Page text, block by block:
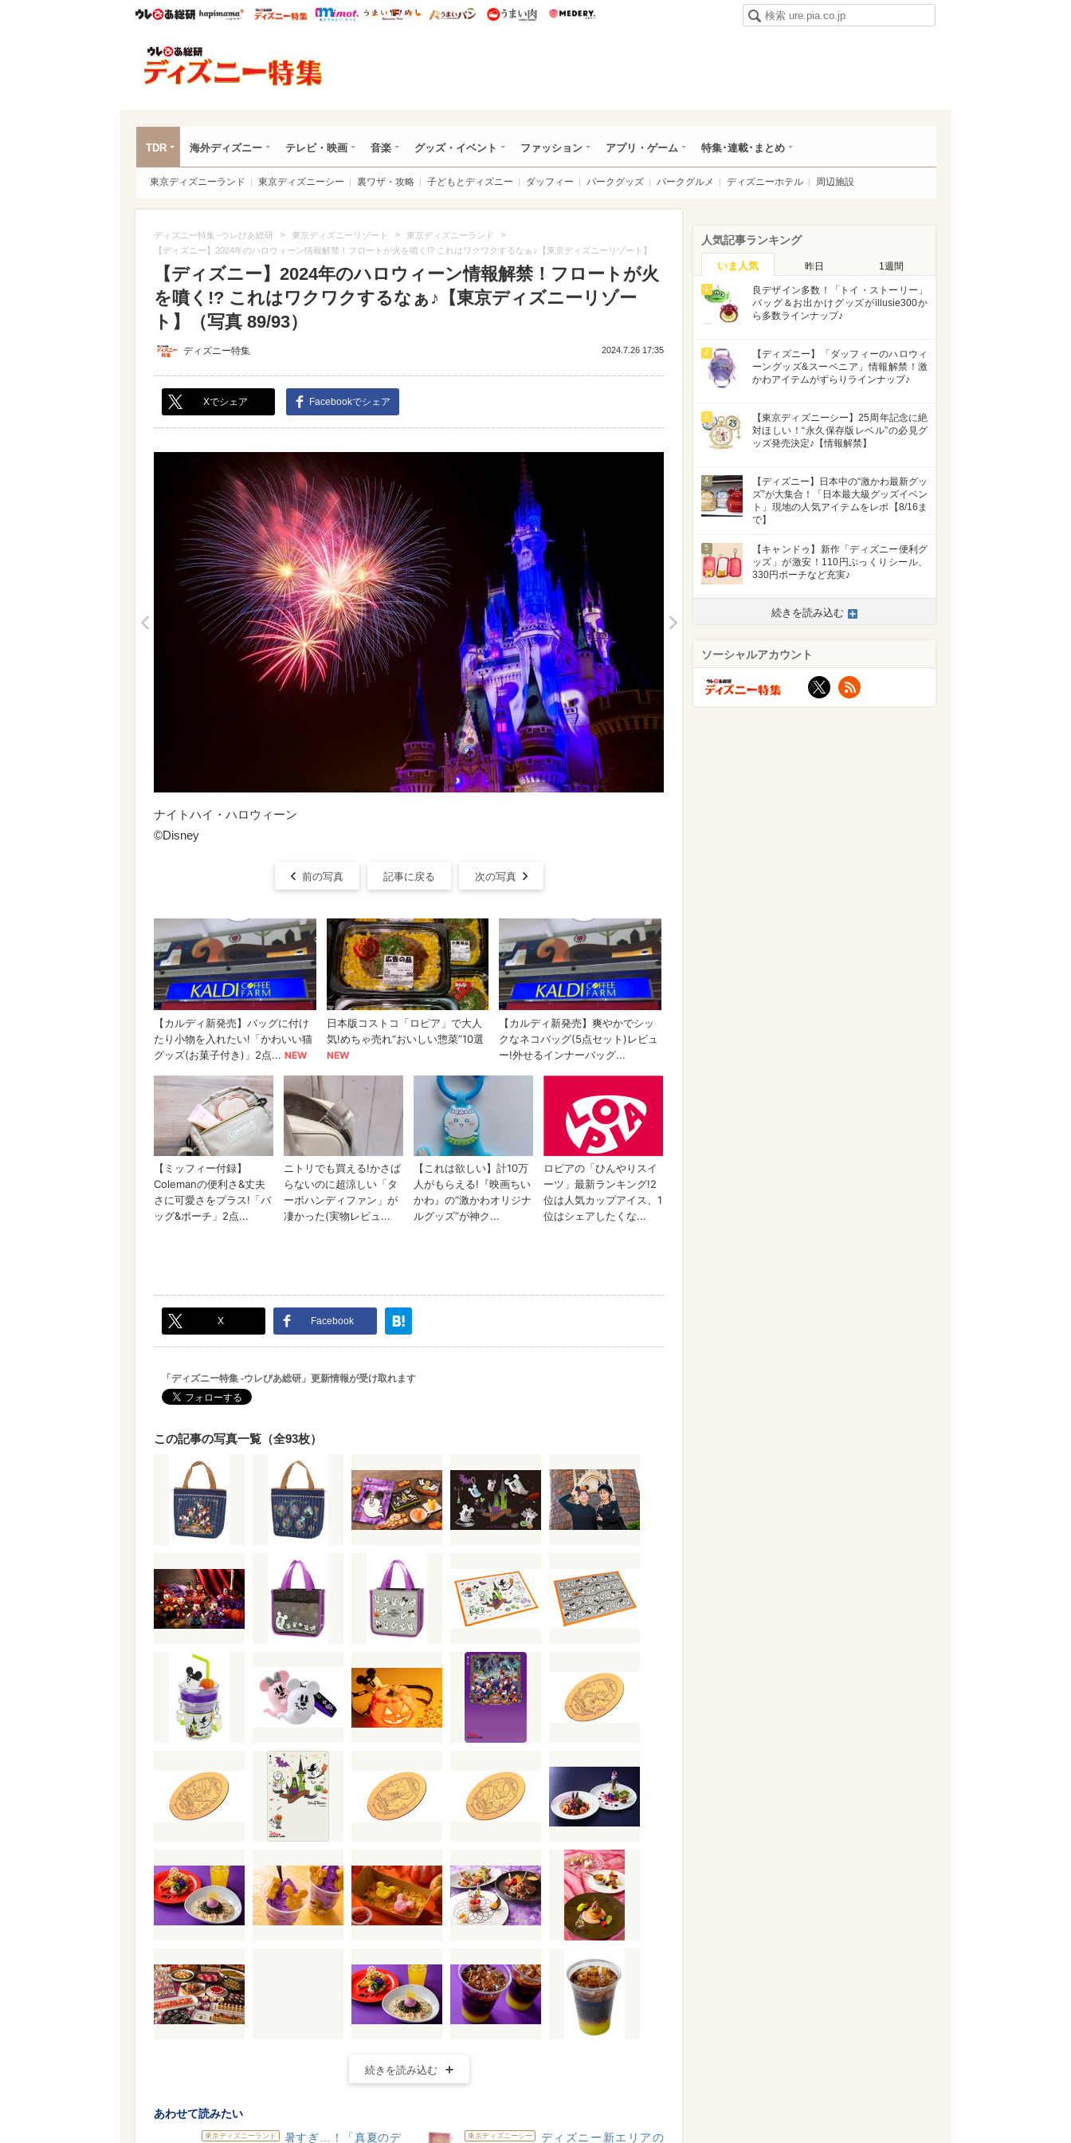
ウレぴあ総研ハピママ* ウレぴあ総研 ディズニー特集
mimot. うまいめし うまいパン うまい肉
TDR 海外ディズニー テレビ・映画 音楽 グッズ・イベント ファッション アプリ・ゲーム 特集･連載･まとめ
東京ディズニーランド 東京ディズニーシー 裏ワザ・攻略 子どもとディズニー ダッフィー パークグッズ パークグルメ ディズニーホテル 周辺施設
ディズニー特集 -ウレぴあ総研 > 東京ディズニーリゾート > 東京ディズニーランド >
【ディズニー】2024年のハロウィーン情報解禁！フロートが火を噴く!? これはワクワクするなぁ♪【東京ディズニーリゾート】
【ディズニー】2024年のハロウィーン情報解禁！フロートが火
を噴く!? これはワクワクするなぁ♪【東京ディズニーリゾー
ト】（写真 89/93）
ディズニー特集 2024.7.26 17:35
Xでシェア Facebookでシェア
ナイトハイ・ハロウィーン
©Disney
前の写真 記事に戻る 次の写真
X Facebook
「ディズニー特集 -ウレぴあ総研」更新情報が受け取れます
この記事の写真一覧（全93枚）
続きを読み込む
あわせて読みたい
東京ディズニーランド
暑すぎ…！「真夏のデ
東京ディズニーシー
ディズニー新エリアの
人気記事ランキング
いま人気 昨日 1週間
1
良デザイン多数！「トイ・ストーリー」
バッグ＆お出かけグッズがillusie300か
ら多数ラインナップ♪
2
【ディズニー】「ダッフィーのハロウィ
ーングッズ&スーベニア」情報解禁！激
かわアイテムがずらりラインナップ♪
3
【東京ディズニーシー】25周年記念に絶
対ほしい！“永久保存版レベル”の必見グ
ッズ発売決定♪【情報解禁】
4
【ディズニー】日本中の“激かわ最新グッ
ズ”が大集合！「日本最大級グッズイベン
ト」現地の人気アイテムをレポ【8/16ま
で】
5
【キャンドゥ】新作「ディズニー便利グ
ッズ」が激安！110円ぷっくりシール、
330円ポーチなど充実♪
続きを読み込む
ソーシャルアカウント
X